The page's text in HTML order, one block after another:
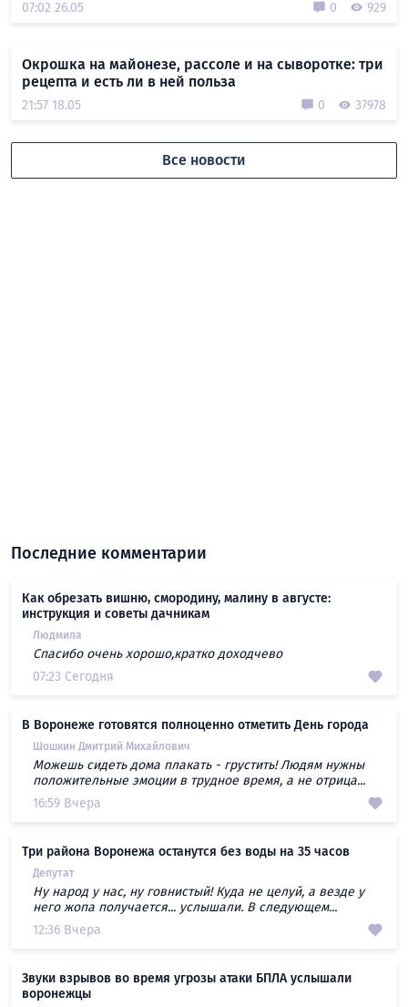
07:02 26.05 0 929
Окрошка на майонезе, рассоле и на сыворотке: три
рецепта и есть ли в ней польза
21:57 18.05 0 37978
Все новости
Последние комментарии
Как обрезать вишню, смородину, малину в августе:
инструкция и советы дачникам
Людмила
Спасибо очень хорошо,кратко доходчево
07:23 Сегодня
В Воронеже готовятся полноценно отметить День города
Шошкин Дмитрий Михайлович
Можешь сидеть дома плакать - грустить! Людям нужны
положительные эмоции в трудное время, а не отрица...
16:59 Вчера
Три района Воронежа останутся без воды на 35 часов
Депутат
Ну народ у нас, ну говнистый! Куда не целуй, а везде у
него жопа получается... услышали. В следующем...
12:36 Вчера
Звуки взрывов во время угрозы атаки БПЛА услышали
воронежцы